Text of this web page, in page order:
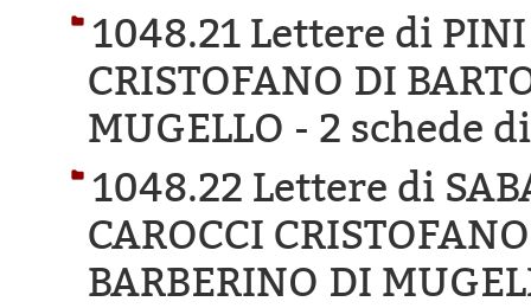
1048.21 Lettere di
CRISTOFANO DI
MUGELLO - 2 schede
1048.22 Lettere di
CAROCCI
BARBERINO DI